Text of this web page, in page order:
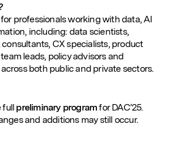
for professionals working with data, AI
including: data scientists,
CX specialists, product
leads, policy advisors and
both public and private sectors.
full preliminary programfor DAC’25.
and additions may still occur.